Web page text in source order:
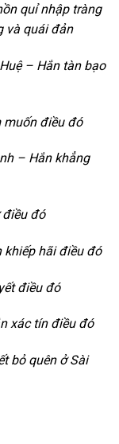
quỉ nhập tràng
và quái đản
– Hắn tàn bạo
muốn điều đó
– Hắn khẳng
điều đó
khiếp hãi điều đó
điều đó
xác tín điều đó
bỏ quên ở Sài